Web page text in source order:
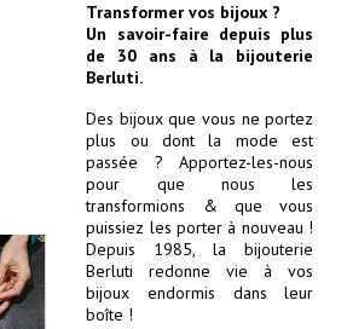
Transformer vos bijoux ?
Un savoir-faire depuis plus
de 30 ans à la bijouterie
Berluti.
Des bijoux que vous ne portez
plus ou dont la mode est
passée ? Apportez-les-nous
pour que nous les
transformions & que vous
puissiez les porter à nouveau !
Depuis 1985, la bijouterie
Berluti redonne vie à vos
bijoux endormis dans leur
boîte !